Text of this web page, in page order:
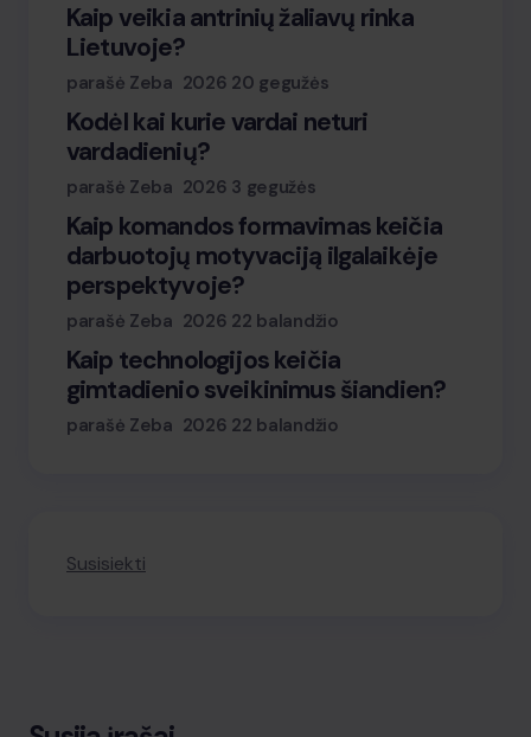
Kaip veikia antrinių žaliavų rinka
Lietuvoje?
parašė Zeba 2026 20 gegužės
Kodėl kai kurie vardai neturi
vardadienių?
parašė Zeba 2026 3 gegužės
Kaip komandos formavimas keičia
darbuotojų motyvaciją ilgalaikėje
perspektyvoje?
parašė Zeba 2026 22 balandžio
Kaip technologijos keičia
gimtadienio sveikinimus šiandien?
parašė Zeba 2026 22 balandžio
Susisiekti